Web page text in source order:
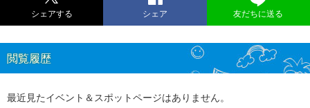
シェアする シェア 友だちに送る
閲覧履歴
最近見たイベント＆スポットページはありません。